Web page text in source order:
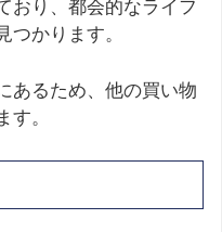
おり、都会的なライフ
つかります。
あるため、他の買い物
す。